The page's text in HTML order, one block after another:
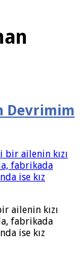
Devrimim
ailenin kızı
fabrikada
ise kız